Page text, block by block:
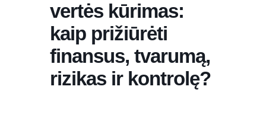
vertės kūrimas:
kaip prižiūrėti
finansus, tvarumą,
rizikas ir kontrolę?